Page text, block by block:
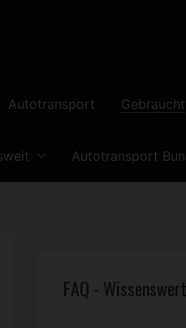
Autotransport
Autotransport
FAQ -